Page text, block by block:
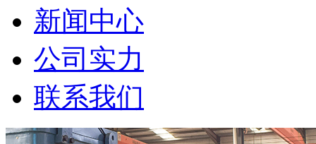
新闻中心
公司实力
联系我们